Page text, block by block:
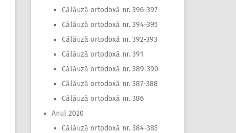
Călăuză ortodoxă nr. 396-397
Călăuză ortodoxă nr. 394-395
Călăuză ortodoxă nr. 392-393
Călăuză ortodoxă nr. 391
Călăuză ortodoxă nr. 389-390
Călăuză ortodoxă nr. 387-388
Călăuză ortodoxă nr. 386
Anul 2020
Călăuză ortodoxă nr. 384-385